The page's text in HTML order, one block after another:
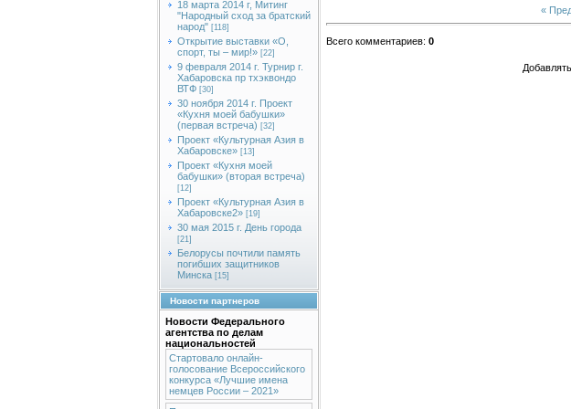
18 марта 2014 г, Митинг
"Народный сход за братский
народ" [118]
Открытие выставки «О,
спорт, ты – мир!» [22]
9 февраля 2014 г. Турнир г.
Хабаровска пр тхэквондо
ВТФ [30]
30 ноября 2014 г. Проект
«Кухня моей бабушки»
(первая встреча) [32]
Проект «Культурная Азия в
Хабаровске» [13]
Проект «Кухня моей
бабушки» (вторая встреча)
[12]
Проект «Культурная Азия в
Хабаровске2» [19]
30 мая 2015 г. День города
[21]
Белорусы почтили память
погибших защитников
Минска [15]
Новости партнеров
Новости Федерального
агентства по делам
национальностей
Стартовало онлайн-
голосование Всероссийского
конкурса «Лучшие имена
немцев России – 2021»
«
Всего комментариев: 0